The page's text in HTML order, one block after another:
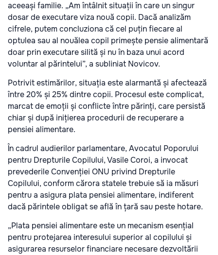
aceeași familie. „Am întâlnit situații în care un singur
dosar de executare viza nouă copii. Dacă analizăm
cifrele, putem concluziona că cel puțin fiecare al
optulea sau al nouălea copil primește pensie alimentară
doar prin executare silită și nu în baza unui acord
voluntar al părintelui”, a subliniat Novicov.
Potrivit estimărilor, situația este alarmantă și afectează
între 20% și 25% dintre copii. Procesul este complicat,
marcat de emoții și conflicte între părinți, care persistă
chiar și după inițierea procedurii de recuperare a
pensiei alimentare.
În cadrul audierilor parlamentare, Avocatul Poporului
pentru Drepturile Copilului, Vasile Coroi, a invocat
prevederile Convenției ONU privind Drepturile
Copilului, conform cărora statele trebuie să ia măsuri
pentru a asigura plata pensiei alimentare, indiferent
dacă părintele obligat se află în țară sau peste hotare.
„Plata pensiei alimentare este un mecanism esențial
pentru protejarea interesului superior al copilului și
asigurarea resurselor financiare necesare dezvoltării